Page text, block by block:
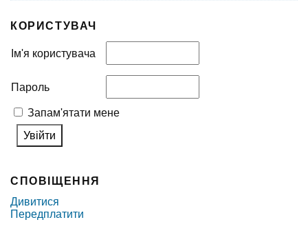
КОРИСТУВАЧ
Ім'я користувача
Пароль
Запам'ятати мене
СПОВІЩЕННЯ
Дивитися
Передплатити